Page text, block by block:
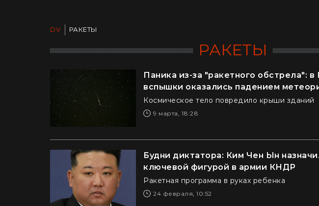
DV РАКЕТЫ
РАКЕТЫ
Паника из-за "ракетного обстрела":
вспышки оказались падением
Космическое тело повредило крыши зданий
9 марта, 18:28
Будни диктатора: Ким Чен Ын
ключевой фигурой в армии КНДР
Ракетная программа в руках ребенка
24 февраля, 10:52